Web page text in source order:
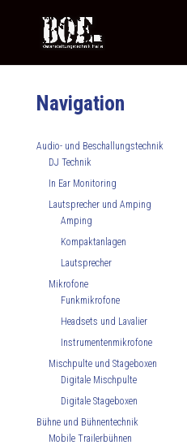
Navigation
Audio- und Beschallungstechnik
DJ Technik
In Ear Monitoring
Lautsprecher und Amping
Amping
Kompaktanlagen
Lautsprecher
Mikrofone
Funkmikrofone
Headsets und Lavalier
Instrumentenmikrofone
Mischpulte und Stageboxen
Digitale Mischpulte
Digitale Stageboxen
Bühne und Bühnentechnik
Mobile Trailerbühnen